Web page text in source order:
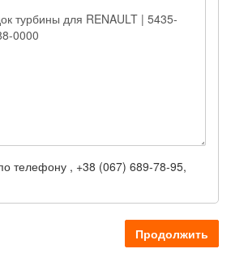
телефону , +38 (067) 689-78-95,
Продолжить